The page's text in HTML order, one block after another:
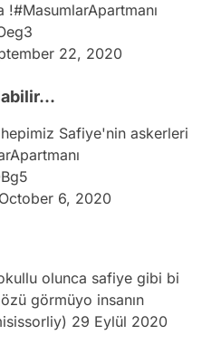
!#MasumlarApartmanı
22, 2020
Safiye'nin askerleri
October 6, 2020
olunca safiye gibi bi
görmüyo insanın
29 Eylül 2020